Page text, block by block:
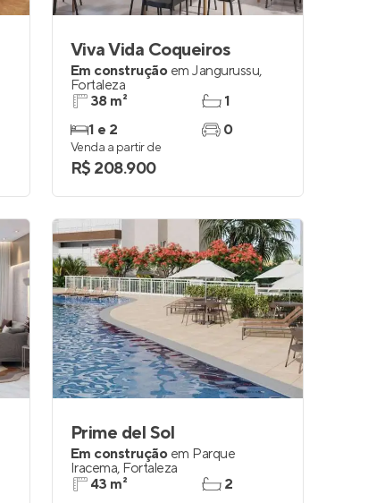
Viva Vida Coqueiros
Em construção em Jangurussu,
Fortaleza
38 m²
1 e 2
1
0
Venda a partir de
R$ 208.900
Prime del Sol
Em construção em Parque
Iracema, Fortaleza
43 m²
2